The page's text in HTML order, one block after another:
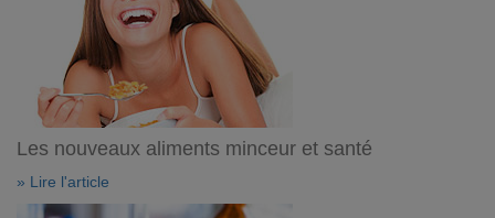
Les nouveaux aliments minceur et santé
» Lire l'article